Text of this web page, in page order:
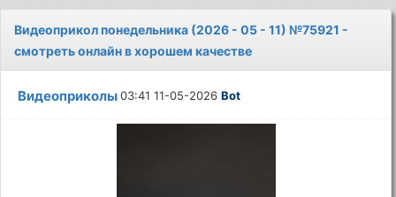
Видеоприкол понедельника (2026 - 05 - 11) №75921 -
смотреть онлайн в хорошем качестве
Видеоприколы03:41 11-05-2026Bot